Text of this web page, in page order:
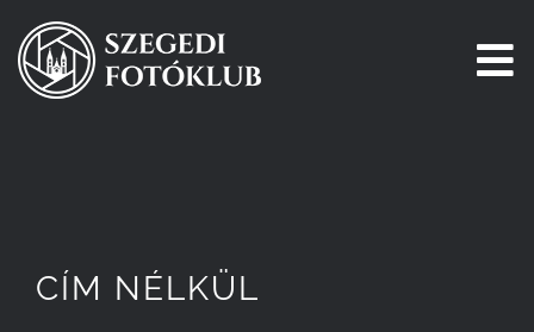
Kihagyás
Pályázatok
CÍM NÉLKÜL